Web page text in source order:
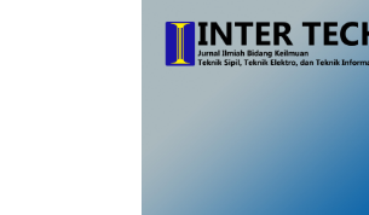
Samping